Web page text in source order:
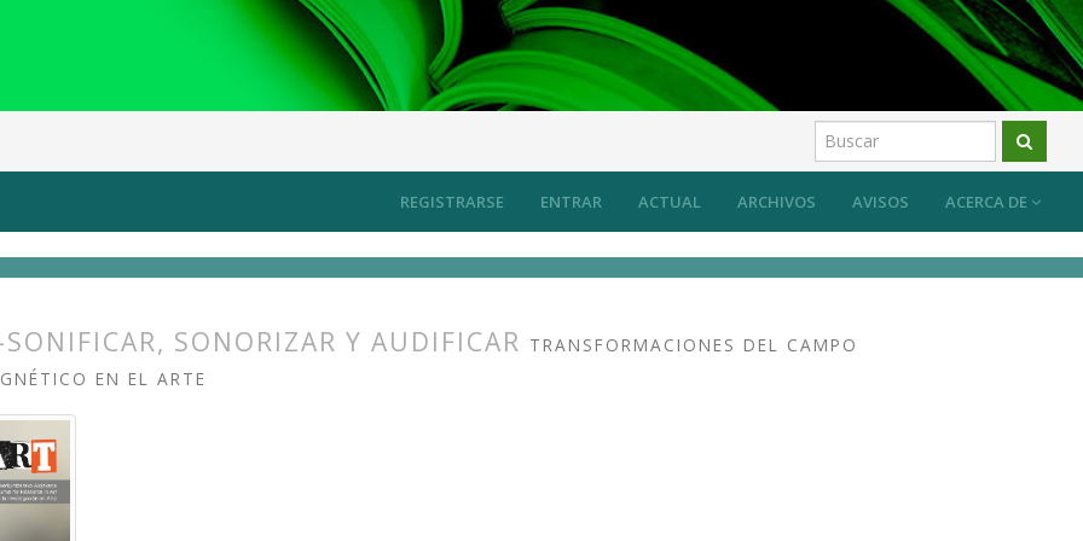
ACTUAL ARCHIVOS AVISOS ACERCA DE
REGISTRARSE ENTRAR
y el ruido Artículos
SONIFICAR, SONORIZAR Y AUDIFICAR TRANSFORMACIONES DEL CAMPO
EN EL ARTE